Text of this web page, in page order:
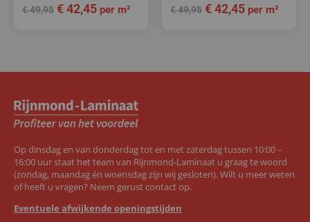
€49,95 €42,45 per m² €49,95 €42,45 per m²
Op dinsdag en van donderdag tot en met zaterdag tussen 10:00 –
16:00 uur staat het team van Rijnmond-Laminaat u graag te woord
(zondag, maandag én woensdag zijn wij gesloten). Wilt u meer weten
of heeft u vragen? Neem gerust contact op.
Eventuele afwijkende openingstijden